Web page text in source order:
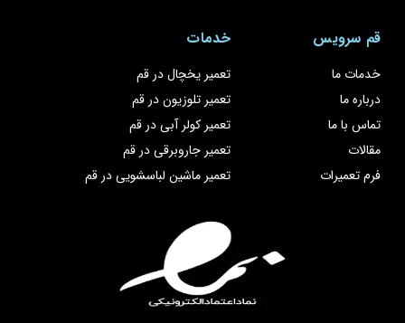
قم سرویس
خدمات ما
درباره ما
تماس با ما
مقالات
فرم تعمیرات
خدمات
تعمیر یخچال در قم
تعمیر تلوزیون در قم
تعمیر کولر آبی در قم
تعمیر جاروبرقی در قم
تعمیر ماشین لباسشویی در قم